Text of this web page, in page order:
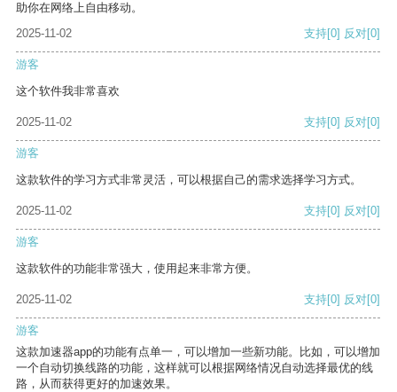
助你在网络上自由移动。
2025-11-02
支持[0] 反对[0]
游客
这个软件我非常喜欢
2025-11-02 支持[0] 反对[0]
游客
这款软件的学习方式非常灵活，可以根据自己的需求选择学习方式。
2025-11-02 支持[0] 反对[0]
游客
这款软件的功能非常强大，使用起来非常方便。
2025-11-02 支持[0] 反对[0]
游客
这款加速器app的功能有点单一，可以增加一些新功能。比如，可以增加
一个自动切换线路的功能，这样就可以根据网络情况自动选择最优的线
路，从而获得更好的加速效果。